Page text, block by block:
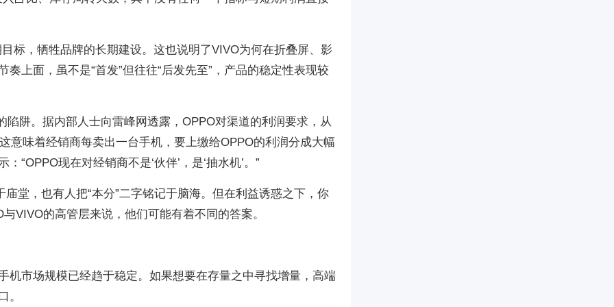
标，牺牲品牌的长期建设。这也说明了VIVO为何在折叠屏、影
上面，虽不是“首发”但往往“后发先至”，产品的稳定性表现较
陷阱。据内部人士向雷峰网透露，OPPO对渠道的利润要求，从
意味着经销商每卖出一台手机，要上缴给OPPO的利润分成大幅
“OPPO现在对经销商不是‘伙伴’，是‘抽水机’。”
庙堂，也有人把“本分”二字铭记于脑海。但在利益诱惑之下，你
VIVO的高管层来说，他们可能有着不同的答案。
机市场规模已经趋于稳定。如果想要在存量之中寻找增量，高端
。